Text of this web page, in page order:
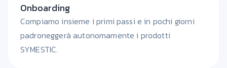
Onboarding
Compiamo insieme i primi passi e in pochi giorni
padroneggerà autonomamente i prodotti
SYMESTIC.